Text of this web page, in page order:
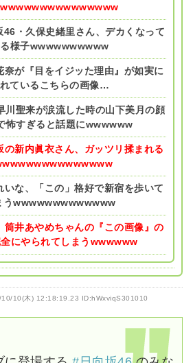
46・久保史緒里さん、デカくなって
様子wwwwwwwwww
奈が『目をイジッた理由』が如実に
ているこちらの画像…
川聖来が涙流した時の山下美月の顔
怖すぎると話題にwwwwww
の新内眞衣さん、ガッツリ揉まれる
いな、「この」格好で新宿を歩いて
うwwwwwwwwwwwww
筒井あやめちゃんの『この画像』の
にやられてしまうwwwwww
10(木) 12:18:19.23 ID:hWxviqS301010